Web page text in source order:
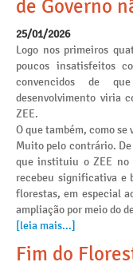
de Governo
25/01/2026
Logo nos primeiros
poucos insatisfeitos
convencidos de
desenvolvimento viria
ZEE.
O que também, como
Muito pelo contrário. De
que instituiu o ZEE no
recebeu significativa e
florestas, em especial
ampliação por meio do
[leia mais...]
Fim do